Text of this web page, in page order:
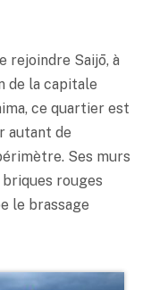
rejoindre Saijō, à
de la capitale
ce quartier est
autant de
Ses murs
rouges
le brassage